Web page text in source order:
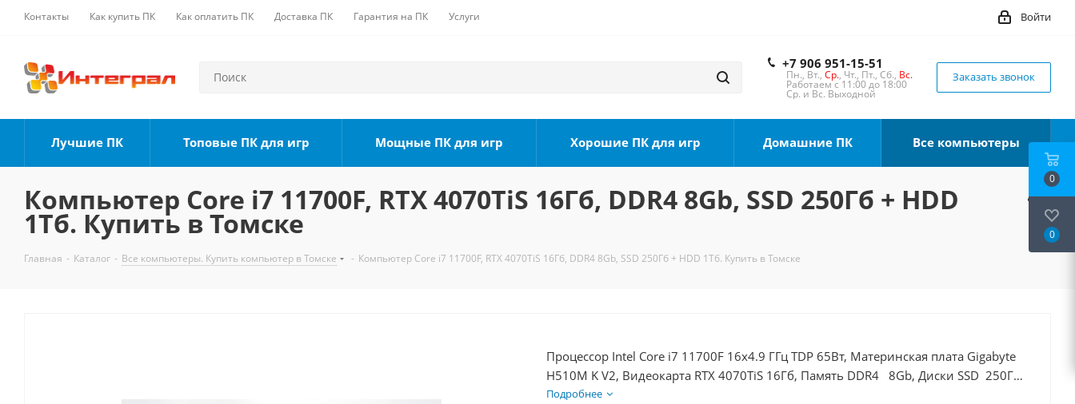
Контакты Как купить ПК Как оплатить ПК Доставка ПК Гарантия на ПК Услуги Войти
+7 906 951-15-51
Пн., Вт., Ср., Чт., Пт., Сб., Вс.
Работаем с 11:00 до 18:00
Ср. и Вс. Выходной
Заказать звонок
Лучшие ПК Топовые ПК для игр Мощные ПК для игр Хорошие ПК для игр Домашние ПК Все компьютеры
Компьютер Core i7 11700F, RTX 4070TiS 16Гб, DDR4 8Gb, SSD 250Гб + HDD
1Тб. Купить в Томске
Главная - Каталог - Все компьютеры. Купить компьютер в Томске - Компьютер Core i7 11700F, RTX 4070TiS 16Гб, DDR4 8Gb, SSD 250Гб + HDD 1Тб. Купить в Томске
Процессор Intel Core i7 11700F 16x4.9 ГГц TDP 65Вт, Материнская плата Gigabyte
H510M K V2, Видеокарта RTX 4070TiS 16Гб, Память DDR4 8Gb, Диски SSD 250Гб
+ HDD 1Тб, БП 750Вт
Подробнее
0
0